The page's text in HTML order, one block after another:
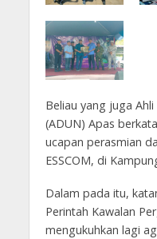
Beliau yang juga
(ADUN) Apas
ucapan perasmian
ESSCOM, di
Dalam pada itu,
Perintah Kawalan
mengukuhkan lagi